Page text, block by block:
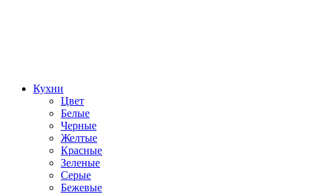
Кухни
Цвет
Белые
Черные
Желтые
Красные
Зеленые
Серые
Бежевые